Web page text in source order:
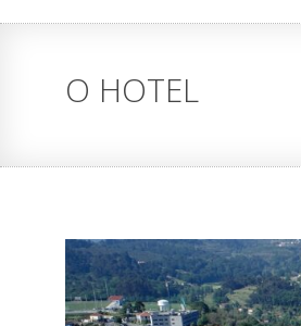
O HOTEL